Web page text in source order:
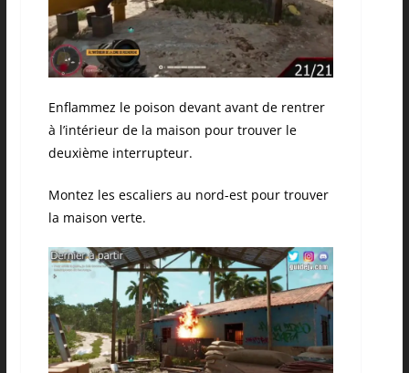
Enflammez le poison devant avant de rentrer
à l’intérieur de la maison pour trouver le
deuxième interrupteur.
Montez les escaliers au nord-est pour trouver
la maison verte.